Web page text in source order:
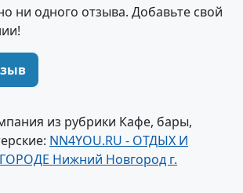
ни одного отзыва. Добавьте свой
из рубрики Кафе, бары,
NN4YOU.RU - ОТДЫХ И
Нижний Новгород г.